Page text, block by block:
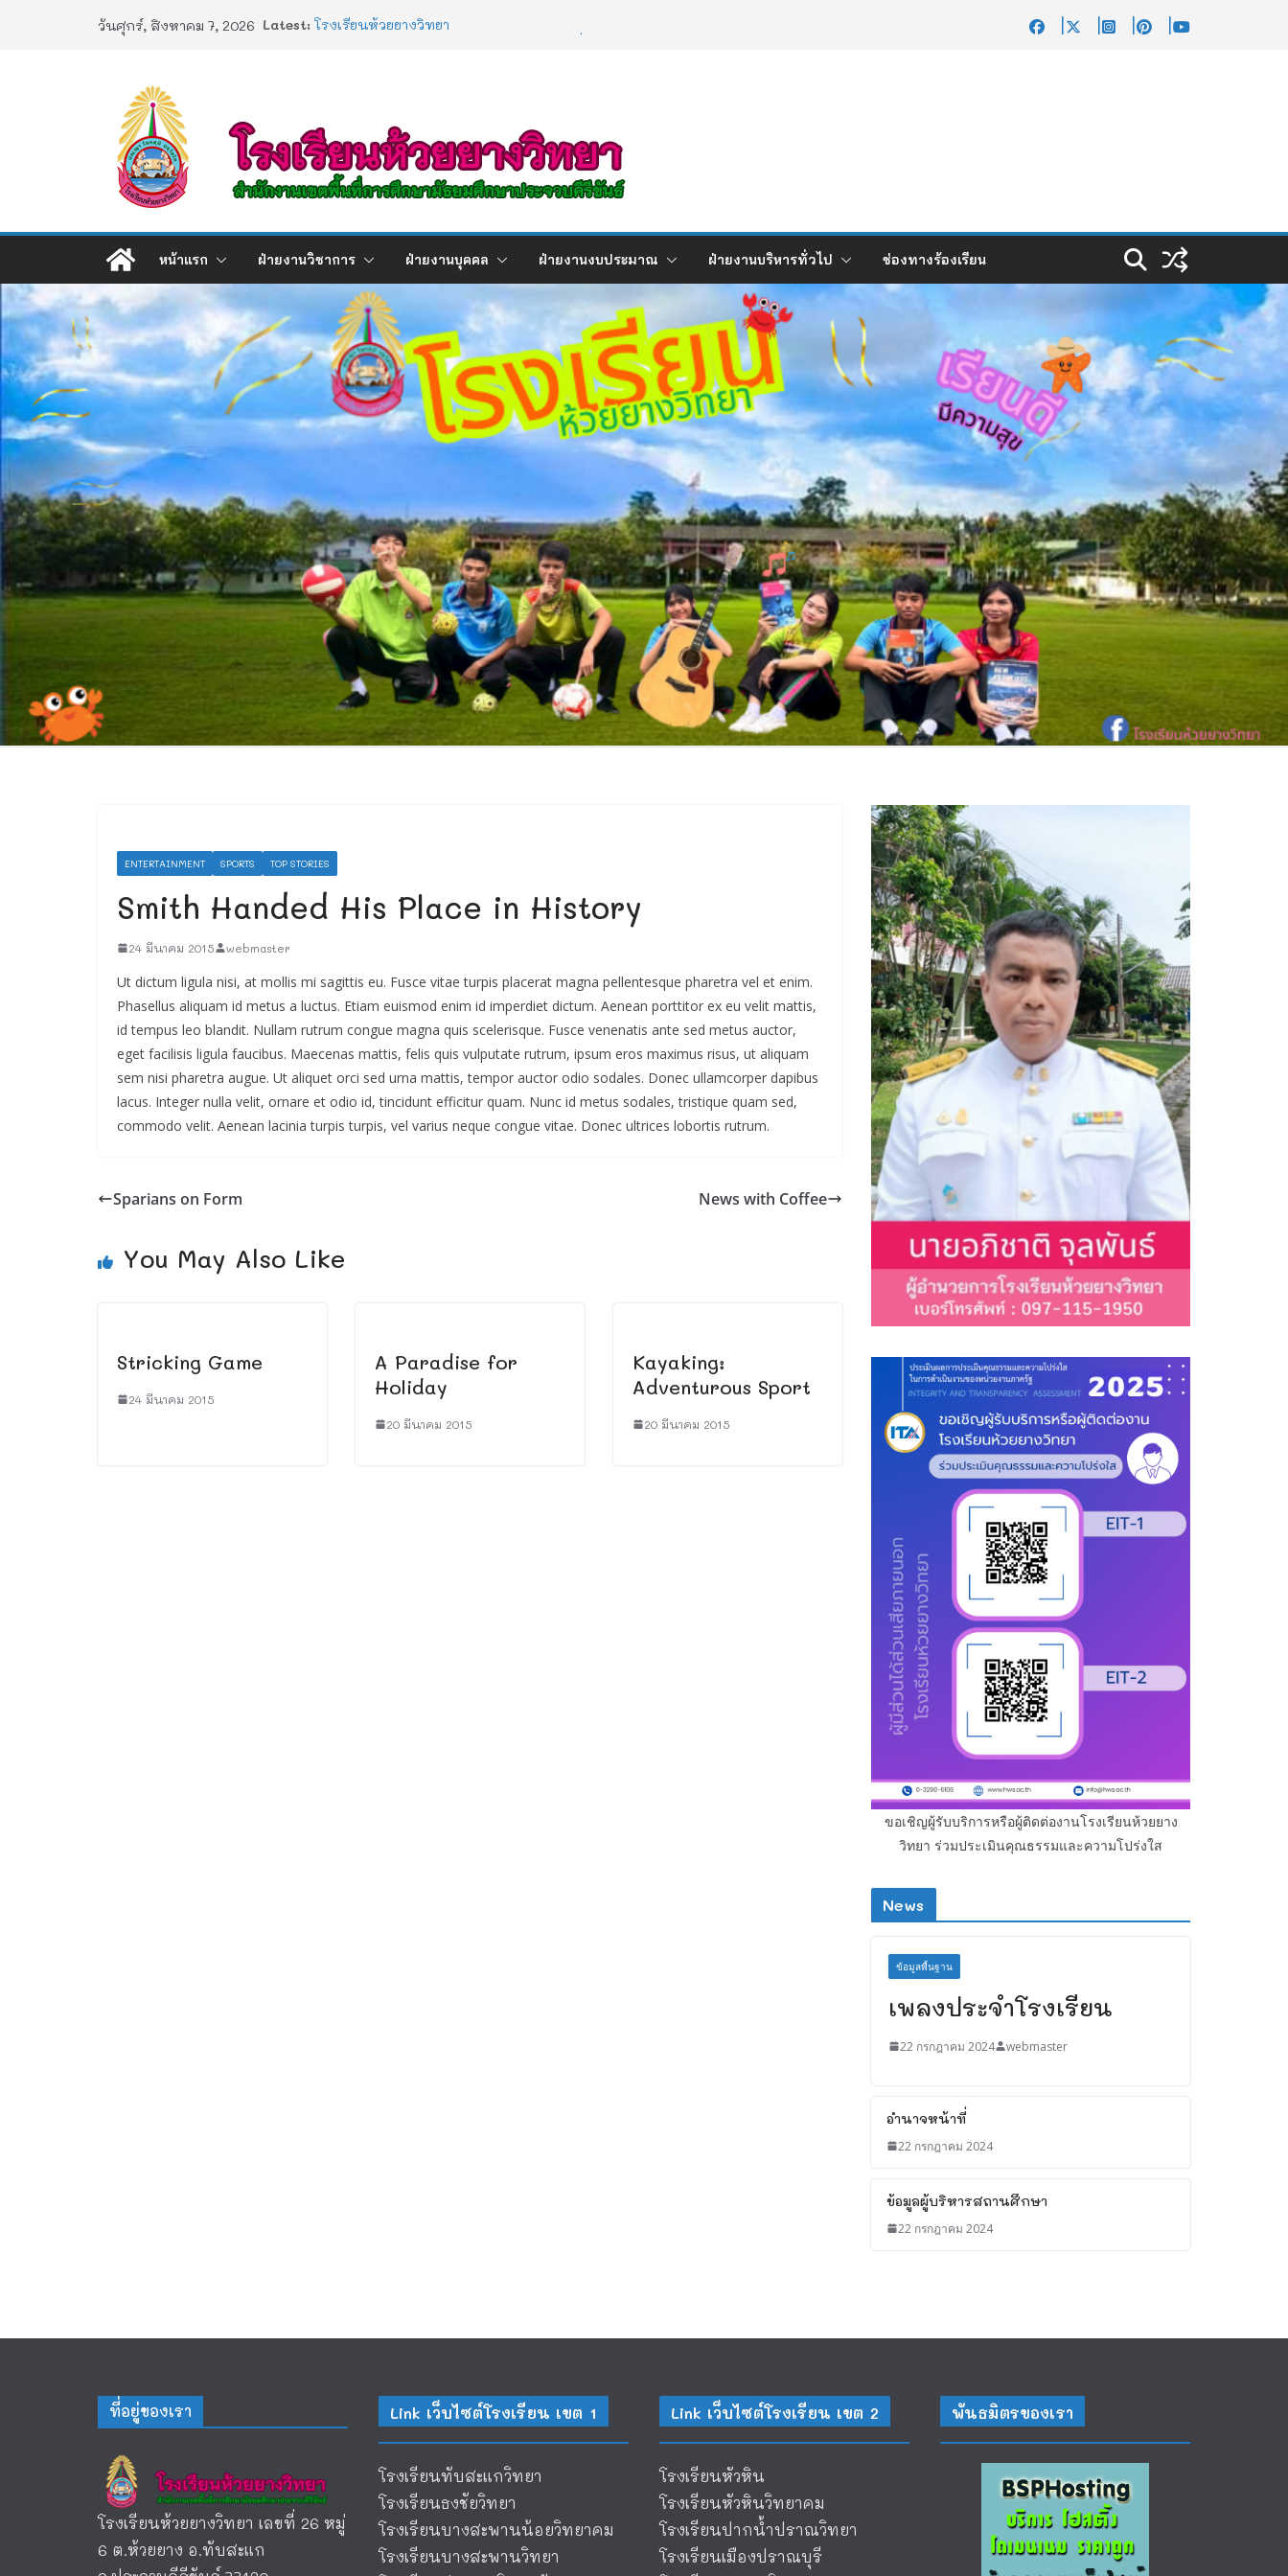
วันศุกร์, สิงหาคม 7, 2026 Latest: โรงเรียนห้วยยางวิทยา
Artificial Intelligence : AI )
หน้าแรก ฝ่ายงานวิชาการ ฝ่ายงานบุคคล ฝ่ายงานงบประมาณ ฝ่ายงานบริหารทั่วไป ช่องทางร้องเรียน
ENTERTAINMENT SPORTS TOP STORIES
Smith Handed His Place in History
24 มีนาคม 2015 webmaster
Ut dictum ligula nisi, at mollis mi sagittis eu. Fusce vitae turpis placerat magna pellentesque pharetra vel et enim.
Phasellus aliquam id metus a luctus. Etiam euismod enim id imperdiet dictum. Aenean porttitor ex eu velit mattis,
id tempus leo blandit. Nullam rutrum congue magna quis scelerisque. Fusce venenatis ante sed metus auctor,
eget facilisis ligula faucibus. Maecenas mattis, felis quis vulputate rutrum, ipsum eros maximus risus, ut aliquam
sem nisi pharetra augue. Ut aliquet orci sed urna mattis, tempor auctor odio sodales. Donec ullamcorper dapibus
lacus. Integer nulla velit, ornare et odio id, tincidunt efficitur quam. Nunc id metus sodales, tristique quam sed,
commodo velit. Aenean lacinia turpis turpis, vel varius neque congue vitae. Donec ultrices lobortis rutrum.
Sparians on Form News with Coffee
You May Also Like
Stricking Game
24 มีนาคม 2015
A Paradise for
Holiday
20 มีนาคม 2015
Kayaking:
Adventurous Sport
20 มีนาคม 2015
ขอเชิญผู้รับบริการหรือผู้ติดต่องานโรงเรียนห้วยยาง
วิทยา ร่วมประเมินคุณธรรมและความโปร่งใส
News
ข้อมูลพื้นฐาน
เพลงประจำโรงเรียน
22 กรกฎาคม 2024 webmaster
อำนาจหน้าที่
22 กรกฎาคม 2024
ข้อมูลผู้บริหารสถานศึกษา
22 กรกฎาคม 2024
ที่อยู่ของเรา
โรงเรียนห้วยยางวิทยา เลขที่ 26 หมู่
6 ต.ห้วยยาง อ.ทับสะแก
Link เว็บไซต์โรงเรียน เขต 1
โรงเรียนทับสะแกวิทยา
โรงเรียนธงชัยวิทยา
โรงเรียนบางสะพานน้อยวิทยาคม
โรงเรียนบางสะพานวิทยา
Link เว็บไซต์โรงเรียน เขต 2
โรงเรียนหัวหิน
โรงเรียนหัวหินวิทยาคม
โรงเรียนปากน้ำปราณวิทยา
โรงเรียนเมืองปราณบุรี
พันธมิตรของเรา